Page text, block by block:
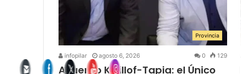
Provincia
infopilar agosto 6, 2026 0 129
Acuerdo Kicillof-Tapia: el Único